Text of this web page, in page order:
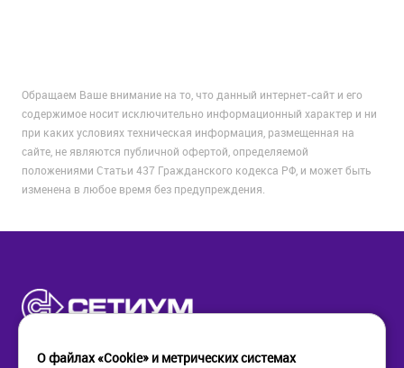
Обращаем Ваше внимание на то, что данный интернет-сайт и его
содержимое носит исключительно информационный характер и ни
при каких условиях техническая информация, размещенная на
сайте, не являются публичной офертой, определяемой
положениями Статьи 437 Гражданского кодекса РФ, и может быть
изменена в любое время без предупреждения.
О файлах «Cookie» и метрических системах